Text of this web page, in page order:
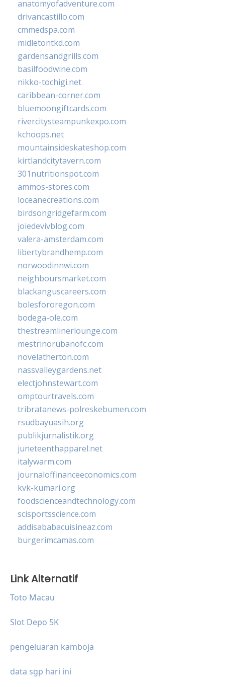
anatomyofadventure.com
drivancastillo.com
cmmedspa.com
midletontkd.com
gardensandgrills.com
basilfoodwine.com
nikko-tochigi.net
caribbean-corner.com
bluemoongiftcards.com
rivercitysteampunkexpo.com
kchoops.net
mountainsideskateshop.com
kirtlandcitytavern.com
301nutritionspot.com
ammos-stores.com
loceanecreations.com
birdsongridgefarm.com
joiedevivblog.com
valera-amsterdam.com
libertybrandhemp.com
norwoodinnwi.com
neighboursmarket.com
blackanguscareers.com
bolesfororegon.com
bodega-ole.com
thestreamlinerlounge.com
mestrinorubanofc.com
novelatherton.com
nassvalleygardens.net
electjohnstewart.com
omptourtravels.com
tribratanews-polreskebumen.com
rsudbayuasih.org
publikjurnalistik.org
juneteenthapparel.net
italywarm.com
journaloffinanceeconomics.com
kvk-kumari.org
foodscienceandtechnology.com
scisportsscience.com
addisababacuisineaz.com
burgerimcamas.com
Link Alternatif
Toto Macau
Slot Depo 5K
pengeluaran kamboja
data sgp hari ini